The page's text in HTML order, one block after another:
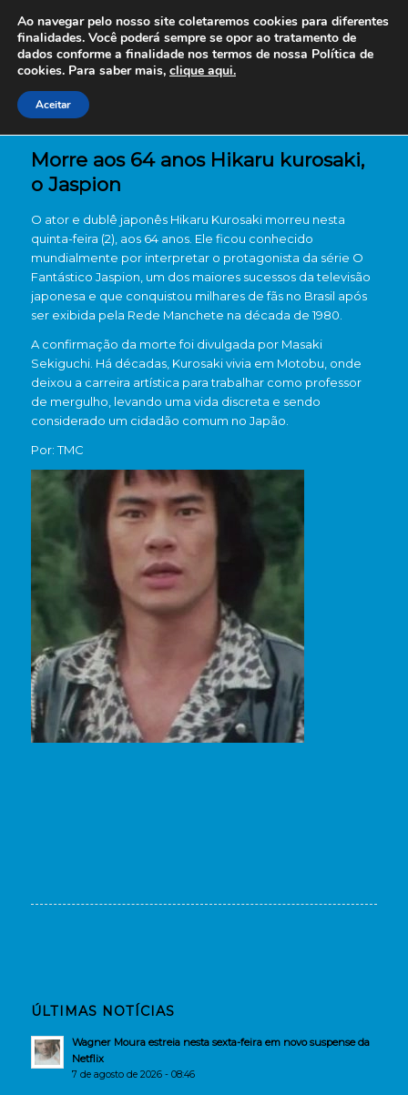
Morre aos 64 anos Hikaru kurosaki,
o Jaspion
O ator e dublê japonês Hikaru Kurosakimorreu nesta
quinta-feira (2), aos 64 anos. Ele ficou conhecido
mundialmente por interpretar o protagonista da série O
Fantástico Jaspion , um dos maiores sucessos da televisão
japonesa e que conquistou milhares de fãs no Brasil após
ser exibida pela Rede Manchete na década de 1980.
A confirmação da morte foi divulgada por Masaki
Sekiguchi. Há décadas, Kurosaki vivia em Motobu , onde
deixou a carreira artística para trabalhar como professor
de mergulho, levando uma vida discreta e sendo
considerado um cidadão comum no Japão.
Por: TMC
ÚLTIMAS NOTÍCIAS
Wagner Moura estreia nesta sexta-feira em novo suspense da
Netflix
7 de agosto de 2026 - 08:46
Ao navegar pelo nosso site coletaremos cookies para diferentes
finalidades. Você poderá sempre se opor ao tratamento de
dados conforme a finalidade nos termos de nossa Política de
cookies. Para saber mais, clique aqui.
Aceitar